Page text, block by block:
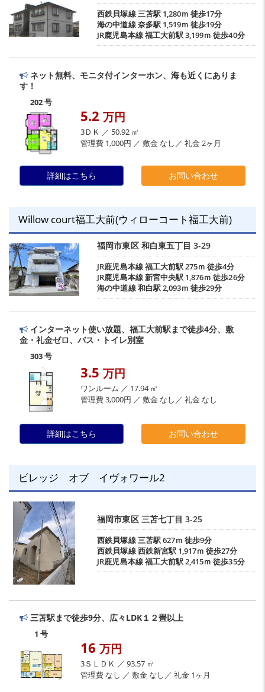
西鉄貝塚線三苫駅1,280ｍ 徒歩17分
海の中道線奈多駅1,519ｍ 徒歩19分
JR鹿児島本線福工大前駅3,199ｍ 徒歩40分
ネット無料、モニタ付インターホン、海も近くにありま
す！
202 号
5.2 万円
3ＤＫ ／ 50.92 ㎡
管理費 1,000円 ／ 敷金 なし／ 礼金 2ヶ月
詳細はこちら お問い合わせ
Willow court福工大前(ウィローコート福工大前)
福岡市東区 和白東五丁目 3-29
JR鹿児島本線福工大前駅275ｍ 徒歩4分
JR鹿児島本線新宮中央駅1,876ｍ 徒歩26分
海の中道線和白駅2,093ｍ 徒歩29分
インターネット使い放題、福工大前駅まで徒歩4分、敷
金・礼金ゼロ、バス・トイレ別室
303 号
3.5 万円
ワンルーム ／ 17.94 ㎡
管理費 3,000円 ／ 敷金 なし／ 礼金 なし
詳細はこちら お問い合わせ
ビレッジ オブ イヴォワール2
福岡市東区 三苫七丁目 3-25
西鉄貝塚線三苫駅627ｍ 徒歩9分
西鉄貝塚線西鉄新宮駅1,917ｍ 徒歩27分
JR鹿児島本線福工大前駅2,415ｍ 徒歩35分
三苫駅まで徒歩9分、広々LDK１２畳以上
1 号
16 万円
3ＳＬＤＫ ／ 93.57 ㎡
管理費 なし ／ 敷金 なし／ 礼金 1ヶ月